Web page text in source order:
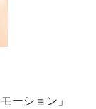
ーション」